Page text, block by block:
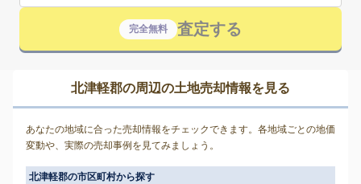
完全無料 査定する
北津軽郡の周辺の土地売却情報を見る
あなたの地域に合った売却情報をチェックできます。各地域ごとの地価
変動や、実際の売却事例を見てみましょう。
北津軽郡の市区町村から探す